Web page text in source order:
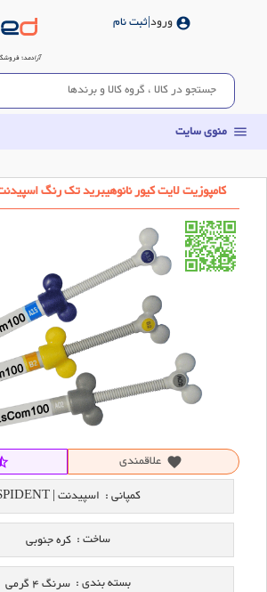
آزادمد؛
account_circle ورود|ثبت نام
menu منوی سایت
کامپوزیت لایت کیور نانوهیبرید تک رنگ
favorite علاقمندی
کمپانی : اسپیدنت | SPIDENT
ساخت :کره جنوبی
بسته بندی :سرنگ 4 گرمی